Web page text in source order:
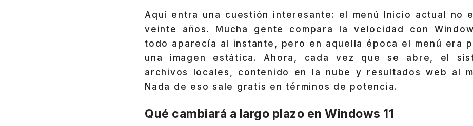
Aquí entra una cuestión interesante: el menú Inicio actual no
veinte años. Mucha gente compara la velocidad con
todo aparecía al instante, pero en aquella época el menú era
una imagen estática. Ahora, cada vez que se abre, el
archivos locales, contenido en la nube y resultados web al
Nada de eso sale gratis en términos de potencia.
Qué cambiará a largo plazo en Windows 11